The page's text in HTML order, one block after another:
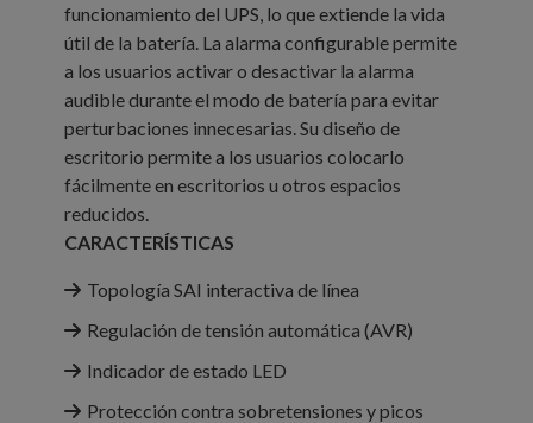
funcionamiento del UPS, lo que extiende la vida
útil de la batería. La alarma configurable permite
a los usuarios activar o desactivar la alarma
audible durante el modo de batería para evitar
perturbaciones innecesarias. Su diseño de
escritorio permite a los usuarios colocarlo
fácilmente en escritorios u otros espacios
reducidos.
CARACTERÍSTICAS
Topología SAI interactiva de línea
Regulación de tensión automática (AVR)
Indicador de estado LED
Protección contra sobretensiones y picos